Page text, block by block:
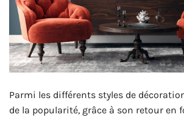
Parmi les différents styles de
de la popularité, grâce à son retour en